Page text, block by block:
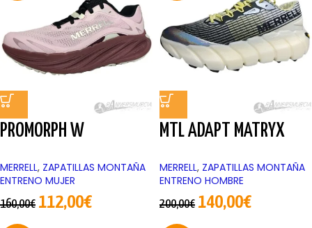
PROMORPH W
MERRELL, ZAPATILLAS MONTAÑA
ENTRENO MUJER
160,00€ 112,00€
MTL ADAPT MATRYX
MERRELL, ZAPATILLAS MONTAÑA
ENTRENO HOMBRE
200,00€ 140,00€